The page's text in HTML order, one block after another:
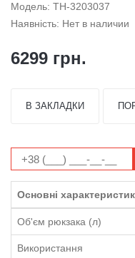
Модель: TH-3203037
Наявність: Нет в наличии
6299 грн.
В ЗАКЛАДКИ
Основні
Об'єм рюкзака (л)
Використання